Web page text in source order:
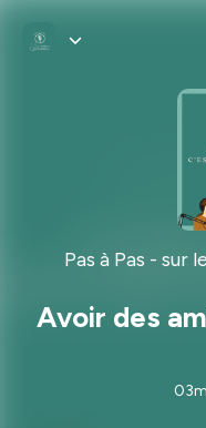
Pas à Pas - sur
Avoir des